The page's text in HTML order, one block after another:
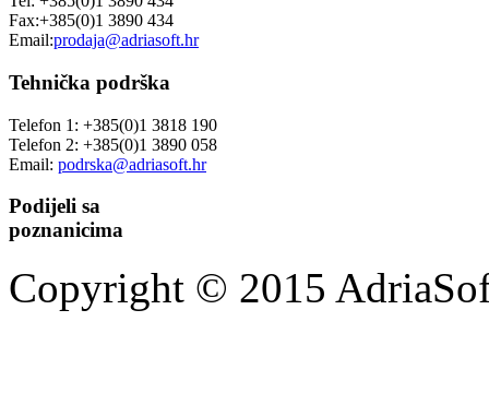
Fax:+385(0)1 3890 434
Email:prodaja@adriasoft.hr
Tehnička podrška
Telefon 1: +385(0)1 3818 190
Telefon 2: +385(0)1 3890 058
Email: podrska@adriasoft.hr
Podijeli sa
poznanicima
Copyright © 2015